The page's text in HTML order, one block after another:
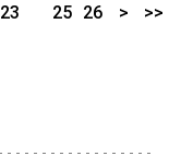
23
25 26 > >>